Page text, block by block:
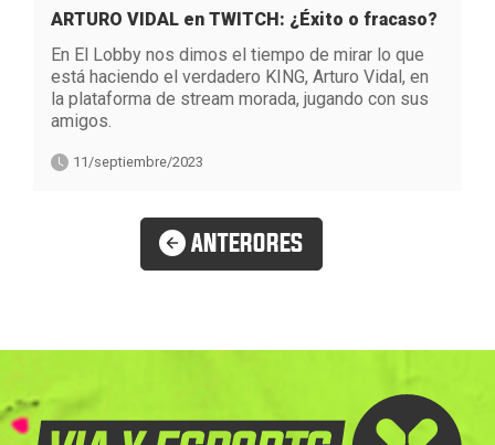
ARTURO VIDAL en TWITCH: ¿Éxito o fracaso?
En El Lobby nos dimos el tiempo de mirar lo que
está haciendo el verdadero KING, Arturo Vidal, en
la plataforma de stream morada, jugando con sus
amigos.
11/septiembre/2023
ANTERORES